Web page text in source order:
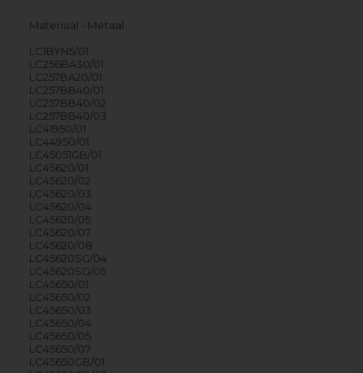
Materiaal - Metaal
LC1BYN5/01
LC256BA30/01
LC257BA20/01
LC257BB40/01
LC257BB40/02
LC257BB40/03
LC41950/01
LC44950/01
LC45051GB/01
LC45620/01
LC45620/02
LC45620/03
LC45620/04
LC45620/05
LC45620/07
LC45620/08
LC45620SG/04
LC45620SG/05
LC45650/01
LC45650/02
LC45650/03
LC45650/04
LC45650/05
LC45650/07
LC45650GB/01